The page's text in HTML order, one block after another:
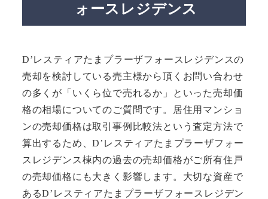
ォースレジデンス
D’レスティアたまプラーザフォースレジデンスの
売却を検討している売主様から頂くお問い合わせ
の多くが「いくら位で売れるか」といった売却価
格の相場についてのご質問です。居住用マンショ
ンの売却価格は取引事例比較法という査定方法で
算出するため、D’レスティアたまプラーザフォー
スレジデンス棟内の過去の売却価格がご所有住戸
の売却価格にも大きく影響します。大切な資産で
あるD’レスティアたまプラーザフォースレジデン